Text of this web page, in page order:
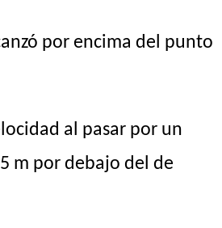
por encima del punto
al pasar por un
m por debajo del de